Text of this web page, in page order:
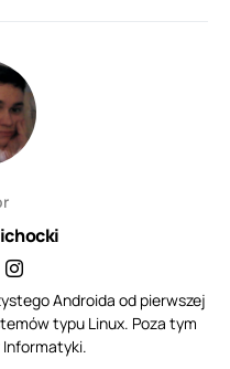
Androida od pierwszej
typu Linux. Poza tym